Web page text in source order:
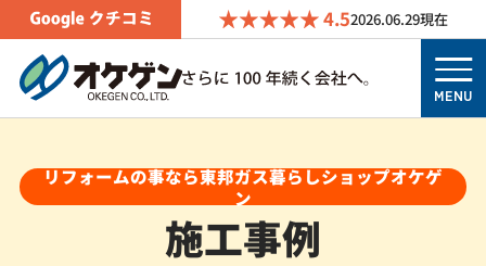
4.52026.06.29現在
MENU
リフォームの事なら東邦ガス暮らしショップオケゲ
ン
施工事例